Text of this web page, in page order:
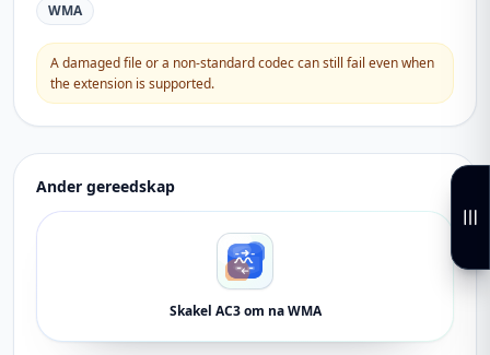
WMA
A damaged file or a non-standard codec can still fail even when
the extension is supported.
Ander gereedskap
Skakel AC3 om na WMA